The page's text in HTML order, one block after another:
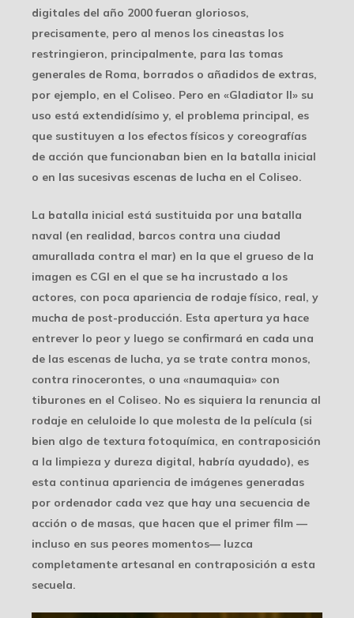
digitales del año 2000 fueran gloriosos,
precisamente, pero al menos los cineastas los
restringieron, principalmente, para las tomas
generales de Roma, borrados o añadidos de extras,
por ejemplo, en el Coliseo. Pero en «Gladiator II» su
uso está extendidísimo y, el problema principal, es
que sustituyen a los efectos físicos y coreografías
de acción que funcionaban bien en la batalla inicial
o en las sucesivas escenas de lucha en el Coliseo.
La batalla inicial está sustituida por una batalla
naval (en realidad, barcos contra una ciudad
amurallada contra el mar) en la que el grueso de la
imagen es CGI en el que se ha incrustado a los
actores, con poca apariencia de rodaje físico, real, y
mucha de post-producción. Esta apertura ya hace
entrever lo peor y luego se confirmará en cada una
de las escenas de lucha, ya se trate contra monos,
contra rinocerontes, o una «naumaquia» con
tiburones en el Coliseo. No es siquiera la renuncia al
rodaje en celuloide lo que molesta de la película (si
bien algo de textura fotoquímica, en contraposición
a la limpieza y dureza digital, habría ayudado), es
esta continua apariencia de imágenes generadas
por ordenador cada vez que hay una secuencia de
acción o de masas, que hacen que el primer film —
incluso en sus peores momentos— luzca
completamente artesanal en contraposición a esta
secuela.